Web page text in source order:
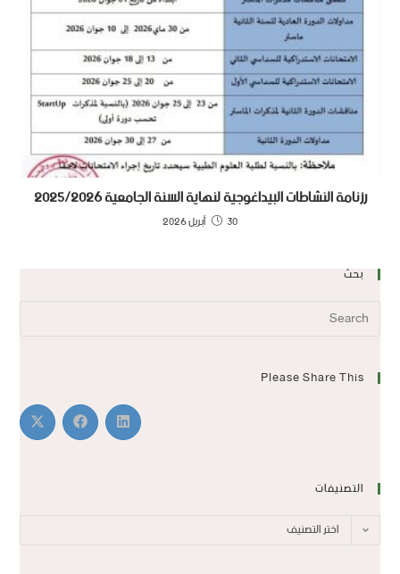
رزنامة النشاطات البيداغوجية لنهاية السنة الجامعية 2025/2026
30 أبريل 2026
بحث
Please Share This
التصنيفات
اختر التصنيف